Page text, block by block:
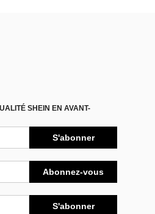
SHEIN EN AVANT-
S'abonner
Abonnez-vous
S'abonner